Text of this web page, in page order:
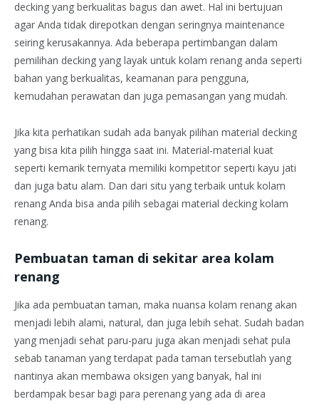
decking yang berkualitas bagus dan awet. Hal ini bertujuan
agar Anda tidak direpotkan dengan seringnya maintenance
seiring kerusakannya. Ada beberapa pertimbangan dalam
pemilihan decking yang layak untuk kolam renang anda seperti
bahan yang berkualitas, keamanan para pengguna,
kemudahan perawatan dan juga pemasangan yang mudah.
Jika kita perhatikan sudah ada banyak pilihan material decking
yang bisa kita pilih hingga saat ini. Material-material kuat
seperti kemarik ternyata memiliki kompetitor seperti kayu jati
dan juga batu alam. Dan dari situ yang terbaik untuk kolam
renang Anda bisa anda pilih sebagai material decking kolam
renang.
Pembuatan taman di sekitar area kolam
renang
Jika ada pembuatan taman, maka nuansa kolam renang akan
menjadi lebih alami, natural, dan juga lebih sehat. Sudah badan
yang menjadi sehat paru-paru juga akan menjadi sehat pula
sebab tanaman yang terdapat pada taman tersebutlah yang
nantinya akan membawa oksigen yang banyak, hal ini
berdampak besar bagi para perenang yang ada di area